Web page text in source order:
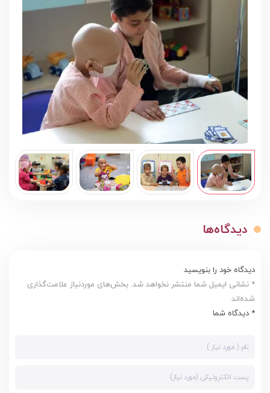
دیدگاه‌ها
دیدگاه خود را بنویسید
* نشانی ایمیل شما منتشر نخواهد شد. بخش‌های موردنیاز علامت‌گذاری
شده‌اند
* دیدگاه شما